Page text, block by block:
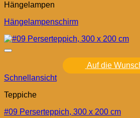
Hängelampen
Hängelampenschirm
Auf die
Schnellansicht
Teppiche
#09 Perserteppich, 300 x 200 cm